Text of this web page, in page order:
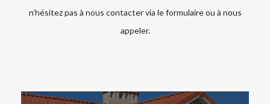
n’hésitez pas à nous contacter via le formulaire ou à nous
appeler.